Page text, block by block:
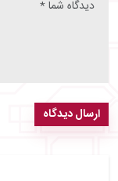
ارسال دیدگاه